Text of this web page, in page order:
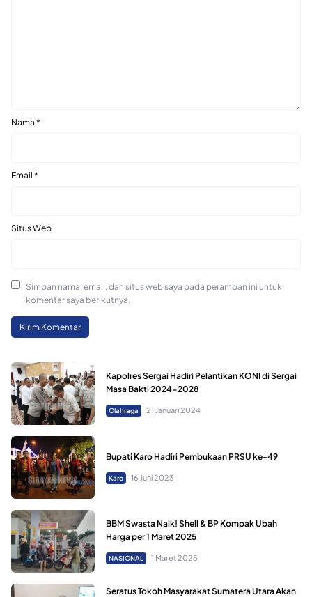
Nama *
Email *
Situs Web
Simpan nama, email, dan situs web saya pada peramban ini untuk
komentar saya berikutnya.
Kapolres Sergai Hadiri Pelantikan KONI di Sergai
Masa Bakti 2024-2028
Olahraga 21 Januari 2024
Bupati Karo Hadiri Pembukaan PRSU ke-49
Karo 16 Juni 2023
BBM Swasta Naik! Shell & BP Kompak Ubah
Harga per 1 Maret 2025
NASIONAL 1 Maret 2025
Seratus Tokoh Masyarakat Sumatera Utara Akan